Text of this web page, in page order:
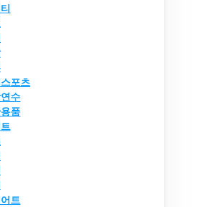
포츠
수
품
트